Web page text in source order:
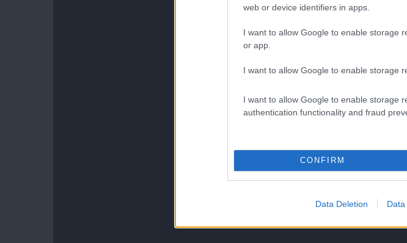
web or device identifiers in apps.
I want to allow Google to enable storage
or app.
I want to allow Google to enable storage
I want to allow Google to enable storage
authentication functionality and fraud
CONFIRM
Data Deletion Data